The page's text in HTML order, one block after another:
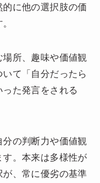
に他の選択肢の価
所、趣味や価値観
て「自分だったら
た発言をされる
の判断力や価値観
。本来は多様性が
、常に優劣の基準